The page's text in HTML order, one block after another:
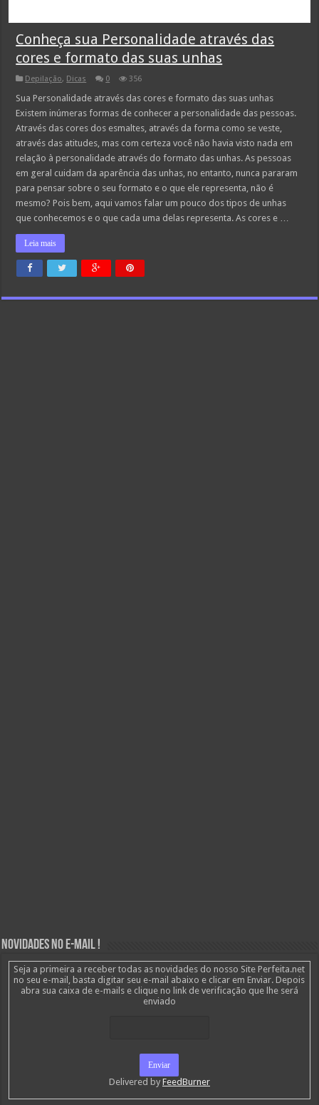
Conheça sua Personalidade através das
cores e formato das suas unhas
Depilação, Dicas 0 356
Sua Personalidade através das cores e formato das suas unhas
Existem inúmeras formas de conhecer a personalidade das pessoas.
Através das cores dos esmaltes, através da forma como se veste,
através das atitudes, mas com certeza você não havia visto nada em
relação à personalidade através do formato das unhas. As pessoas
em geral cuidam da aparência das unhas, no entanto, nunca pararam
para pensar sobre o seu formato e o que ele representa, não é
mesmo? Pois bem, aqui vamos falar um pouco dos tipos de unhas
que conhecemos e o que cada uma delas representa. As cores e …
Leia mais
Novidades no E-mail !
Seja a primeira a receber todas as novidades do nosso Site Perfeita.net
no seu e-mail, basta digitar seu e-mail abaixo e clicar em Enviar. Depois
abra sua caixa de e-mails e clique no link de verificação que lhe será
enviado
Delivered by FeedBurner